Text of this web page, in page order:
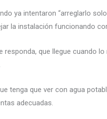
ya intentaron “arreglarlo
la instalación funcionando
responda, que llegue cuando
tenga que ver con agua
adecuadas.